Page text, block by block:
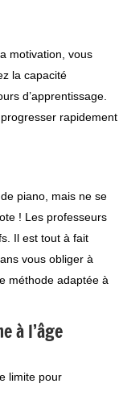
motivation, vous
la capacité
d’apprentissage.
rapidement
piano, mais ne se
! Les professeurs
Il est tout à fait
vous obliger à
méthode adaptée à
à l’âge
limite pour